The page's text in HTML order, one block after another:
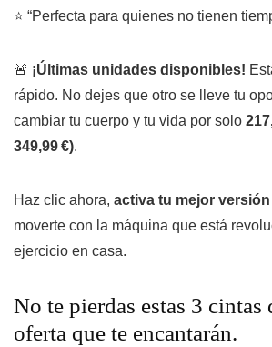
⭐ “Perfecta para quienes no tienen
🚨 ¡Últimas unidades disponibles!
rápido. No dejes que otro se lleve tu
cambiar tu cuerpo y tu vida por solo
349,99 €).
Haz clic ahora, activa tu mejor versión
moverte con la máquina que está
ejercicio en casa.
No te pierdas estas 3 cintas
oferta que te encantarán.